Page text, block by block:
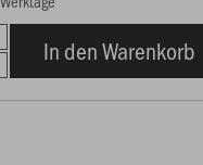
In den Warenkorb